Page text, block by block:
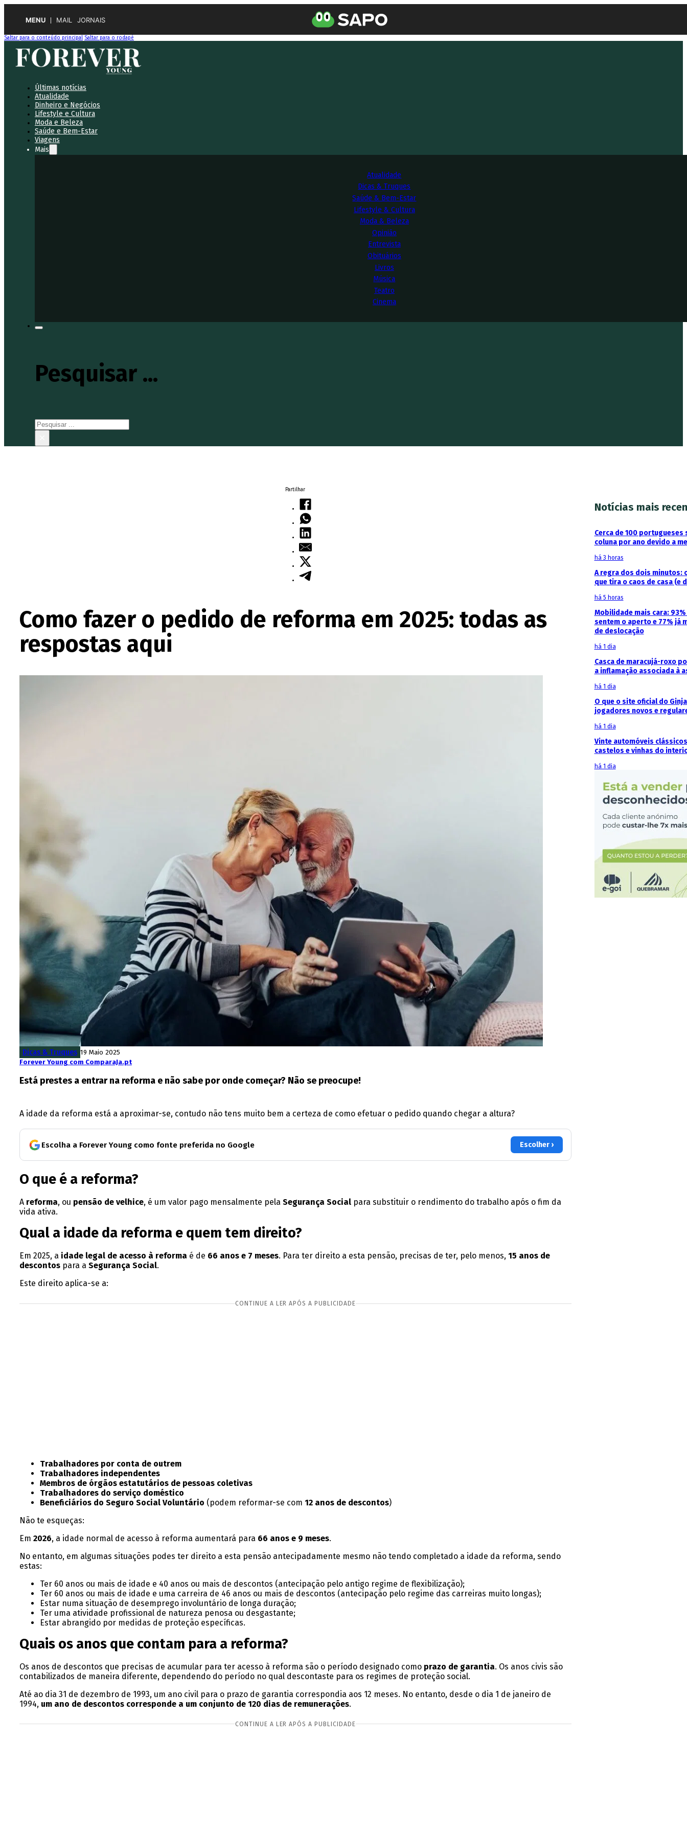
MENU MAIL JORNAIS
Saltar para o conteúdo principal Saltar para o rodapé
Últimas notícias
Atualidade
Dinheiro e Negócios
Lifestyle e Cultura
Moda e Beleza
Saúde e Bem-Estar
Viagens
Mais
Atualidade
Dicas & Truques
Saúde & Bem-Estar
Lifestyle & Cultura
Moda & Beleza
Opinião
Entrevista
Obituários
Livros
Música
Teatro
Cinema
Pesquisar ...
Pesquisar
Partilhar
Como fazer o pedido de reforma em 2025: todas as
respostas aqui
Dicas & Truques 19 Maio 2025
Forever Young com ComparaJa.pt
Está prestes a entrar na reforma e não sabe por onde começar? Não se preocupe!
A idade da reforma está a aproximar-se, contudo não tens muito bem a certeza de como efetuar o pedido quando chegar a altura?
Escolha a Forever Young como fonte preferida no Google Escolher ›
O que é a reforma?
A reforma, ou pensão de velhice, é um valor pago mensalmente pela Segurança Socialpara substituir o rendimento do trabalho após o fim da
vida ativa.
Qual a idade da reforma e quem tem direito?
Em 2025, a idade legal de acesso à reforma é de 66 anos e 7 meses. Para ter direito a esta pensão, precisas de ter, pelo menos, 15 anos de
descontospara a Segurança Social.
Este direito aplica-se a:
CONTINUE A LER APÓS A PUBLICIDADE
Trabalhadores por conta de outrem
Trabalhadores independentes
Membros de órgãos estatutários de pessoas coletivas
Trabalhadores do serviço doméstico
Beneficiários do Seguro Social Voluntário (podem reformar-se com 12 anos de descontos)
Não te esqueças:
Em 2026, a idade normal de acesso à reforma aumentará para 66 anos e 9 meses.
No entanto, em algumas situações podes ter direito a esta pensão antecipadamente mesmo não tendo completado a idade da reforma, sendo
estas:
Ter 60 anos ou mais de idade e 40 anos ou mais de descontos (antecipação pelo antigo regime de flexibilização);
Ter 60 anos ou mais de idade e uma carreira de 46 anos ou mais de descontos (antecipação pelo regime das carreiras muito longas);
Estar numa situação de desemprego involuntário de longa duração;
Ter uma atividade profissional de natureza penosa ou desgastante;
Estar abrangido por medidas de proteção específicas.
Quais os anos que contam para a reforma?
Os anos de descontos que precisas de acumular para ter acesso à reforma são o período designado como prazo de garantia. Os anos civis são
contabilizados de maneira diferente, dependendo do período no qual descontaste para os regimes de proteção social.
Até ao dia 31 de dezembro de 1993, um ano civil para o prazo de garantia correspondia aos 12 meses. No entanto, desde o dia 1 de janeiro de
1994, um ano de descontos corresponde a um conjunto de 120 dias de remunerações.
CONTINUE A LER APÓS A PUBLICIDADE
Notícias mais
Cerca de 100 portugueses
coluna por ano devido a
há 3 horas
A regra dos dois minutos:
que tira o caos de casa (e
há 5 horas
Mobilidade mais cara:
sentem o aperto e 77% já
de deslocação
há 1 dia
Casca de maracujá-roxo
a inflamação associada à
há 1 dia
O que o site oficial do
jogadores novos e
há 1 dia
Vinte automóveis
castelos e vinhas do
há 1 dia